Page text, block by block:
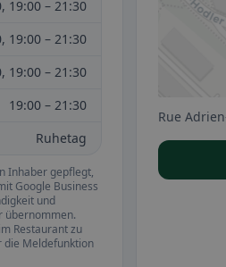
19:00 – 21:30
19:00 – 21:30
19:00 – 21:30
19:00 – 21:30
Ruhetag
Inhaber gepflegt,
Google Business
und
übernommen.
Restaurant zu
die Meldefunktion
Rue